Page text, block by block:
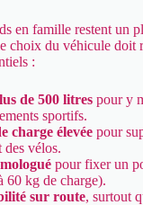
en famille restent un
choix du véhicule doit
:
de 500 litres pour y
sportifs.
charge élevée pour
des vélos.
pour fixer un
60 kg de charge).
sur route, surtout